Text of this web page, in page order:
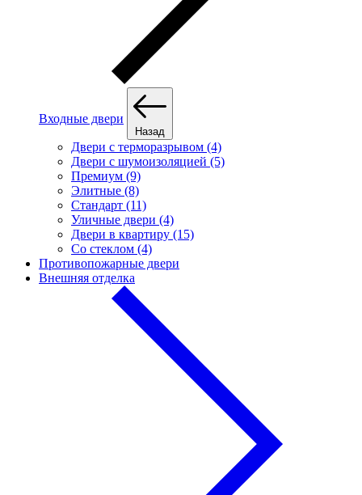
Входные двери
Назад
Двери с терморазрывом (4)
Двери с шумоизоляцией (5)
Премиум (9)
Элитные (8)
Стандарт (11)
Уличные двери (4)
Двери в квартиру (15)
Cо стеклом (4)
Противопожарные двери
Внешняя отделка